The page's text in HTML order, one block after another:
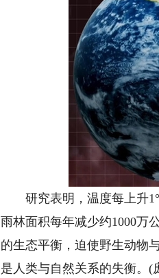
研究表明，温度每上升
雨林面积每年减少约1000万
的生态平衡，迫使野生动物
是人类与自然关系的失衡。(